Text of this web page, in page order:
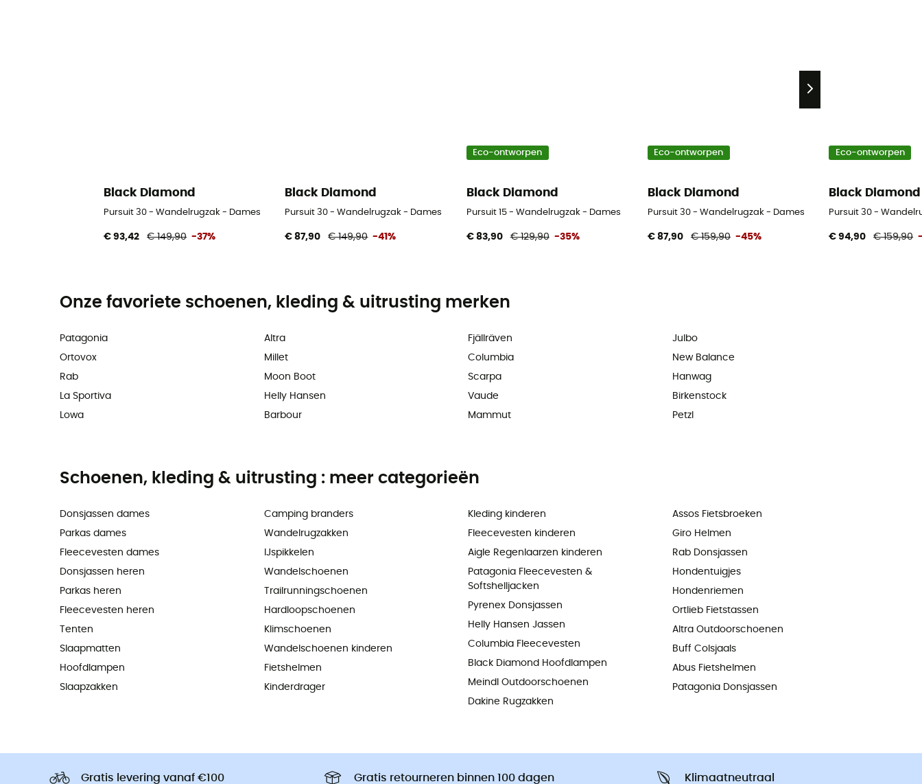
Black Diamond
Pursuit 30 - Wandelrugzak - Dames
€ 93,42 € 149,90 -37%
Black Diamond
Pursuit 30 - Wandelrugzak - Dames
€ 87,90 € 149,90 -41%
Eco-ontworpen
Black Diamond
Pursuit 15 - Wandelrugzak - Dames
€ 83,90 € 129,90 -35%
Eco-ontworpen
Black Diamond
Pursuit 30 - Wandelrugzak - Dames
€ 87,90 € 159,90 -45%
Eco-ontworpen
Black Diamond
Pursuit 30 -
€ 94,90 € 159,90
Onze favoriete schoenen, kleding & uitrusting merken
Patagonia
Ortovox
Rab
La Sportiva
Lowa
Altra
Millet
Moon Boot
Helly Hansen
Barbour
Fjällräven
Columbia
Scarpa
Vaude
Mammut
Julbo
New Balance
Hanwag
Birkenstock
Petzl
Schoenen, kleding & uitrusting : meer categorieën
Donsjassen dames
Parkas dames
Fleecevesten dames
Donsjassen heren
Parkas heren
Fleecevesten heren
Tenten
Slaapmatten
Hoofdlampen
Slaapzakken
Camping branders
Wandelrugzakken
IJspikkelen
Wandelschoenen
Trailrunningschoenen
Hardloopschoenen
Klimschoenen
Wandelschoenen kinderen
Fietshelmen
Kinderdrager
Kleding kinderen
Fleecevesten kinderen
Aigle Regenlaarzen kinderen
Patagonia Fleecevesten &
Softshelljacken
Pyrenex Donsjassen
Helly Hansen Jassen
Columbia Fleecevesten
Black Diamond Hoofdlampen
Meindl Outdoorschoenen
Dakine Rugzakken
Assos Fietsbroeken
Giro Helmen
Rab Donsjassen
Hondentuigjes
Hondenriemen
Ortlieb Fietstassen
Altra Outdoorschoenen
Buff Colsjaals
Abus Fietshelmen
Patagonia Donsjassen
Gratis levering vanaf €100 Gratis retourneren binnen 100 dagen Klimaatneutraal